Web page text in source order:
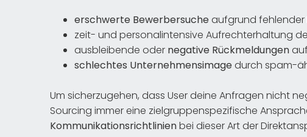
erschwerte Bewerbersucheaufgrund
zeit- und personalintensive Aufrechterhaltung
ausbleibende oder negative Rückmeldungen
schlechtes Unternehmensimagedurch spam-
Um sicherzugehen, dass User deine Anfragen nicht
Sourcing immer eine zielgruppenspezifische
Kommunikationsrichtlinienbei dieser Art der